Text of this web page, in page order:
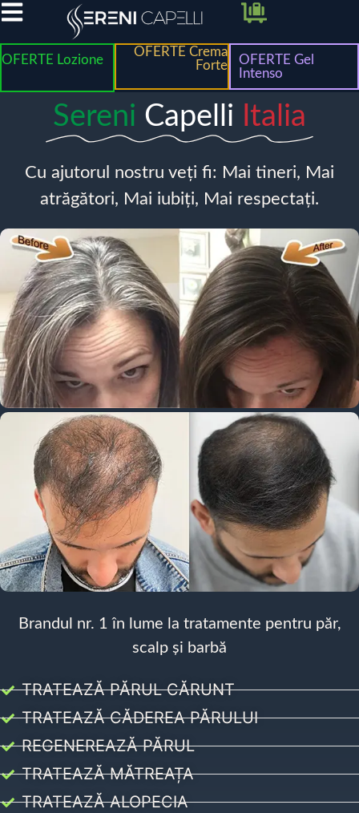
OFERTE Lozione
OFERTE Crema
Forte
OFERTE Gel
Intenso
Sereni Capelli Italia
Cu ajutorul nostru veți fi: Mai tineri, Mai
atrăgători, Mai iubiți, Mai respectați.
Brandul nr. 1 în lume la tratamente pentru păr,
scalp și barbă
TRATEAZĂ PĂRUL CĂRUNT
TRATEAZĂ CĂDEREA PĂRULUI
REGENEREAZĂ PĂRUL
TRATEAZĂ MĂTREAȚA
TRATEAZĂ ALOPECIA